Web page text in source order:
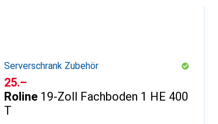
Serverschrank Zubehör
CHF
25.–
Roline 19-Zoll Fachboden 1 HE 400
T